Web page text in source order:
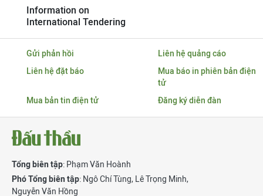
Information on
International Tendering
Gửi phản hồi
Liên hệ quảng cáo
Liên hệ đặt báo
Mua báo in phiên bản điện
tử
Mua bản tin điện tử
Đăng ký diễn đàn
Tổng biên tập: Phạm Văn Hoành
Phó Tổng biên tập: Ngô Chí Tùng, Lê Trọng Minh,
Nguyễn Văn Hồng